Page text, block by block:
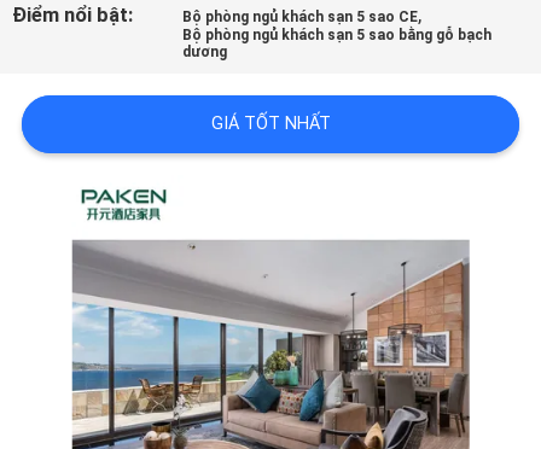
LƯỢNG
LIÊN
HỆ
CHÚNG
Điểm nổi bật: Bộ phòng ngủ khách sạn 5 sao CE,
Bộ phòng ngủ khách sạn 5 sao bằng gỗ bạch
dương
GIÁ TỐT NHẤT